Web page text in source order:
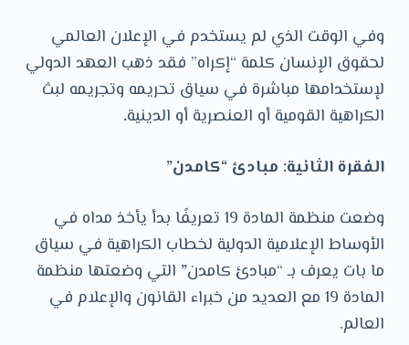
وفي الوقت الذي لم يستخدم في الإعلان العالمي
لحقوق الإنسان كلمة “إكراه” فقد ذهب العهد الدولي
لإستخدامها مباشرة في سياق تحريمه وتجريمه لبث
الكراهية القومية أو العنصرية أو الدينية.
الفقرة الثانية: مبادئ “كامدن”
وضعت منظمة المادة 19 تعريفًا بدأ يأخذ مداه في
الأوساط الإعلامية الدولية لخطاب الكراهية في سياق
ما بات يعرف بـ “مبادئ كامدن” التي وضعتها منظمة
المادة 19 مع العديد من خبراء القانون والإعلام في
العالم.